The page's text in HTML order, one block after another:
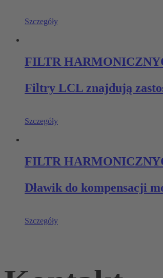
Szczegóły
FILTR
Filtry LCL znajdują
Szczegóły
FILTR
Dławik do kompensacji
Szczegóły